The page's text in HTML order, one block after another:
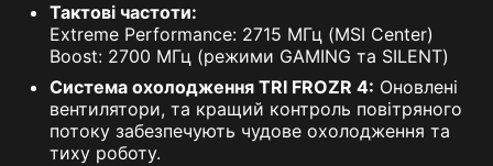
Тактові частоти:
Extreme Performance: 2715 МГц (MSI Center)
Boost: 2700 МГц (режими GAMING та SILENT)
Система охолодження TRI FROZR 4: Оновлені
вентилятори, та кращий контроль повітряного
потоку забезпечують чудове охолодження та
тиху роботу.